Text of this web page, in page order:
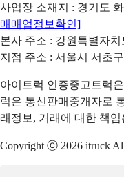
사업장 소재지 : 경기도
매매업정보확인]
본사 주소 : 강원특별자치
지점 주소 : 서울시 서초
아이트럭 인증중고트럭
럭은 통신판매중개자로
래정보, 거래에 대한 책
Copyright ⓒ 2026 itruck